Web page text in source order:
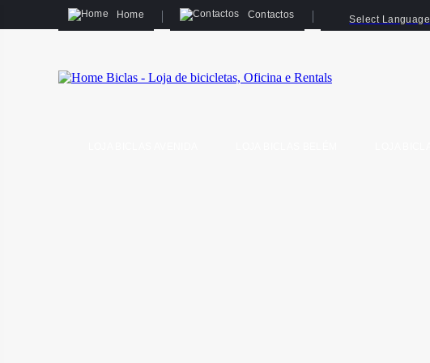
Home Contactos Select Language